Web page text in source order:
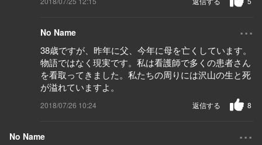
No Name ...
38歳ですが、昨年に父、今年に母を亡くしています。
物語ではなく現実です。私は看護師で多くの患者さん
を看取ってきました。私たちの周りには沢山の生と死
が溢れていますよ。
2018/07/26 10:24 8
返信する
No Name ...